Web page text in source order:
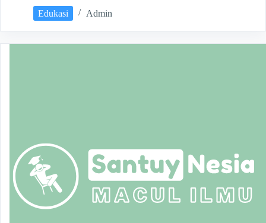
Edukasi
Admin